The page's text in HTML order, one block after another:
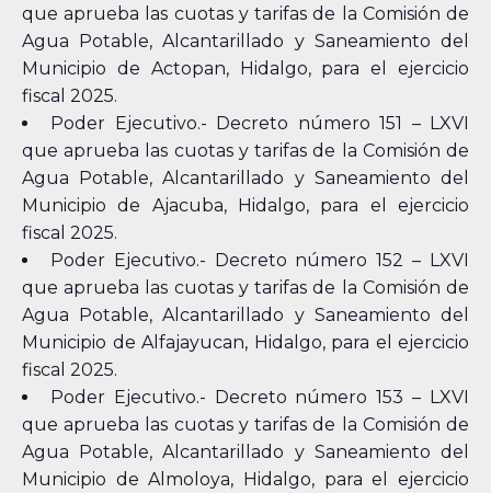
que aprueba las cuotas y tarifas de la Comisión de
Agua Potable, Alcantarillado y Saneamiento del
Municipio de Actopan, Hidalgo, para el ejercicio
fiscal 2025.
Poder Ejecutivo.- Decreto número 151 – LXVI
que aprueba las cuotas y tarifas de la Comisión de
Agua Potable, Alcantarillado y Saneamiento del
Municipio de Ajacuba, Hidalgo, para el ejercicio
fiscal 2025.
Poder Ejecutivo.- Decreto número 152 – LXVI
que aprueba las cuotas y tarifas de la Comisión de
Agua Potable, Alcantarillado y Saneamiento del
Municipio de Alfajayucan, Hidalgo, para el ejercicio
fiscal 2025.
Poder Ejecutivo.- Decreto número 153 – LXVI
que aprueba las cuotas y tarifas de la Comisión de
Agua Potable, Alcantarillado y Saneamiento del
Municipio de Almoloya, Hidalgo, para el ejercicio